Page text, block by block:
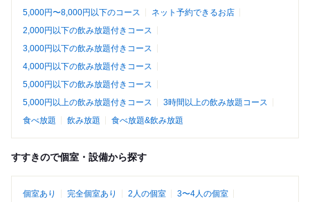
5,000円〜8,000円以下のコース
ネット予約できるお店
2,000円以下の飲み放題付きコース
3,000円以下の飲み放題付きコース
4,000円以下の飲み放題付きコース
5,000円以下の飲み放題付きコース
5,000円以上の飲み放題付きコース
3時間以上の飲み放題コース
食べ放題
飲み放題 食べ放題&飲み放題
すすきので個室・設備から探す
個室あり 完全個室あり 2人の個室
3〜4人の個室